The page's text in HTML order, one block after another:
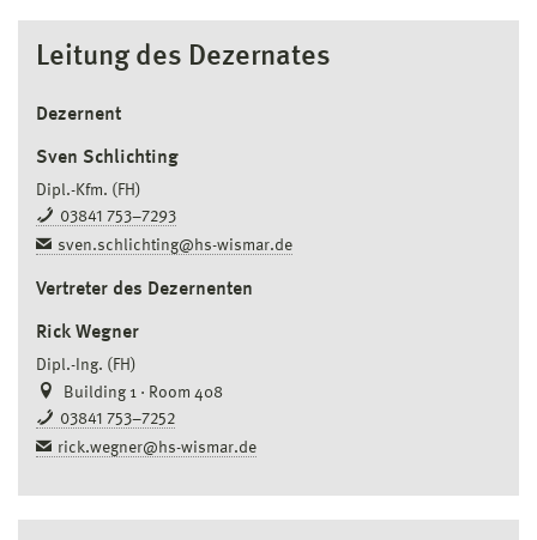
Leitung des Dezernates
Dezernent
Sven Schlichting
Dipl.-Kfm. (FH)
03841 753–7293
sven.schlichting@hs-wismar.de
Vertreter des Dezernenten
Rick Wegner
Dipl.-Ing. (FH)
Building 1 · Room 408
03841 753–7252
rick.wegner@hs-wismar.de